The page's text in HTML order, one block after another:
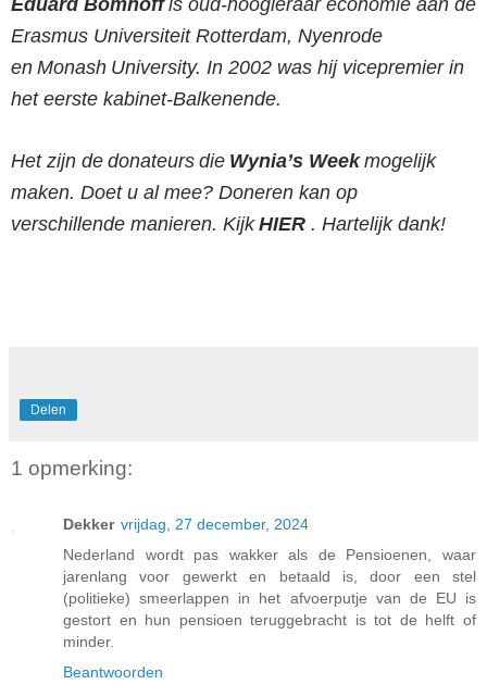
Erasmus Universiteit Rotterdam, Nyenrode
en Monash University. In 2002 was hij vicepremier in
het eerste kabinet-Balkenende.
Het zijn de donateurs die Wynia’s Weekmogelijk
maken. Doet u al mee? Doneren kan op
verschillende manieren. KijkHIER . Hartelijk dank!
Delen
1 opmerking:
Dekker vrijdag, 27 december, 2024
Nederland wordt pas wakker als de Pensioenen, waar
jarenlang voor gewerkt en betaald is, door een stel
(politieke) smeerlappen in het afvoerputje van de EU is
gestort en hun pensioen teruggebracht is tot de helft of
minder.
Beantwoorden